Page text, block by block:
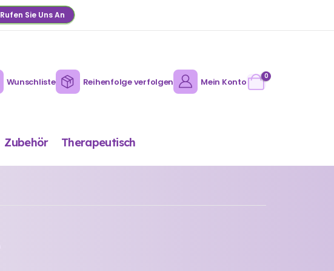
Rufen Sie Uns An
Wunschliste Reihenfolge verfolgen Mein Konto
0
Zubehör Therapeutisch